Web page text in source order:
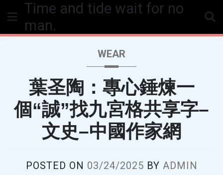
Time and tide wait for no
man.
WEAR
葉圣陶：專心錘煉一
個“誠”找九宮格共享字–
文史–中國作家網
POSTED ON 03/24/2025 BY ADMIN